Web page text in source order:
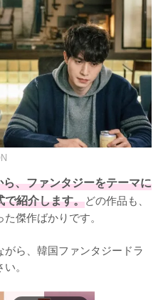
、ファンタジーをテーマに
で紹介します。どの作品も、
傑作ばかりです。
ら、韓国ファンタジードラ
。